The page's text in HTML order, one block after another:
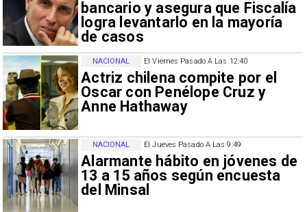
bancario y asegura que Fiscalía
logra levantarlo en la mayoría
de casos
El Viernes Pasado A Las 12:40
Actriz chilena compite por el
Oscar con Penélope Cruz y
Anne Hathaway
NACIONAL
El Jueves Pasado A Las 9:49
Alarmante hábito en jóvenes de
13 a 15 años según encuesta
del Minsal
NACIONAL